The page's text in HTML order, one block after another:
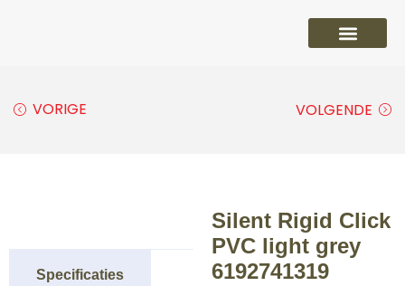
VORIGE VOLGENDE
Specificaties
Silent Rigid Click
PVC light grey
6192741319